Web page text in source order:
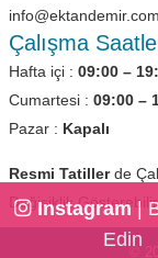
info@ektandemir.com
Çalışma
Hafta içi : 09:00 –
Cumartesi : 09:00 –
Pazar : Kapalı
Resmi Tatillerde
Değişiklik
©
Instagram |
Edin